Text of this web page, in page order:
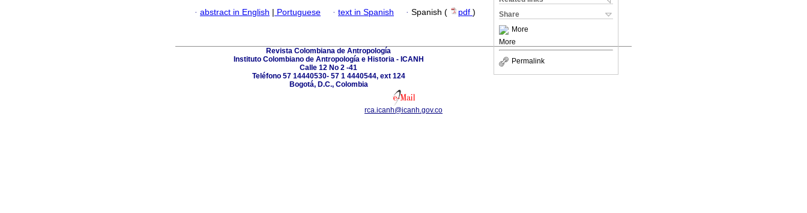
Share
More
More
Permalink
· abstract in English | Portuguese · text in Spanish · Spanish ( pdf )
Revista Colombiana de Antropología
Instituto Colombiano de Antropología e Historia - ICANH
Calle 12 No 2 -41
Teléfono 57 14440530- 57 1 4440544, ext 124
Bogotá, D.C., Colombia
rca.icanh@icanh.gov.co